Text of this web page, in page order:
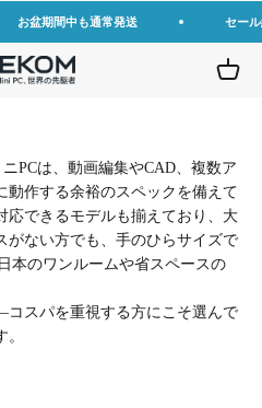
お盆期間中も通常発送 セー
JP カー
PCは、動画編集やCAD、複数ア
動作する余裕のスペックを備えて
応できるモデルも揃えており、大
がない方でも、手のひらサイズで
本のワンルームや省スペースの
スパを重視する方にこそ選んで